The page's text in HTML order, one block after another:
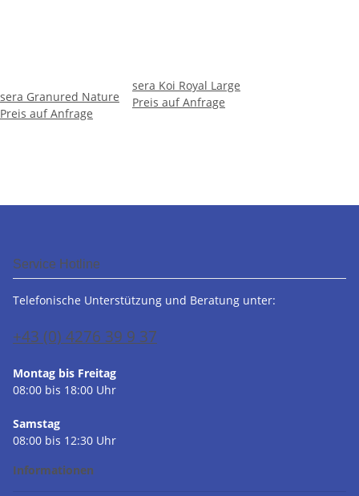
sera Granured Nature
Preis auf Anfrage
sera Koi Royal Large
Preis auf Anfrage
Service Hotline
Telefonische Unterstützung und Beratung unter:
+43 (0) 4276 39 9 37
Montag bis Freitag
08:00 bis 18:00 Uhr
Samstag
08:00 bis 12:30 Uhr
Informationen